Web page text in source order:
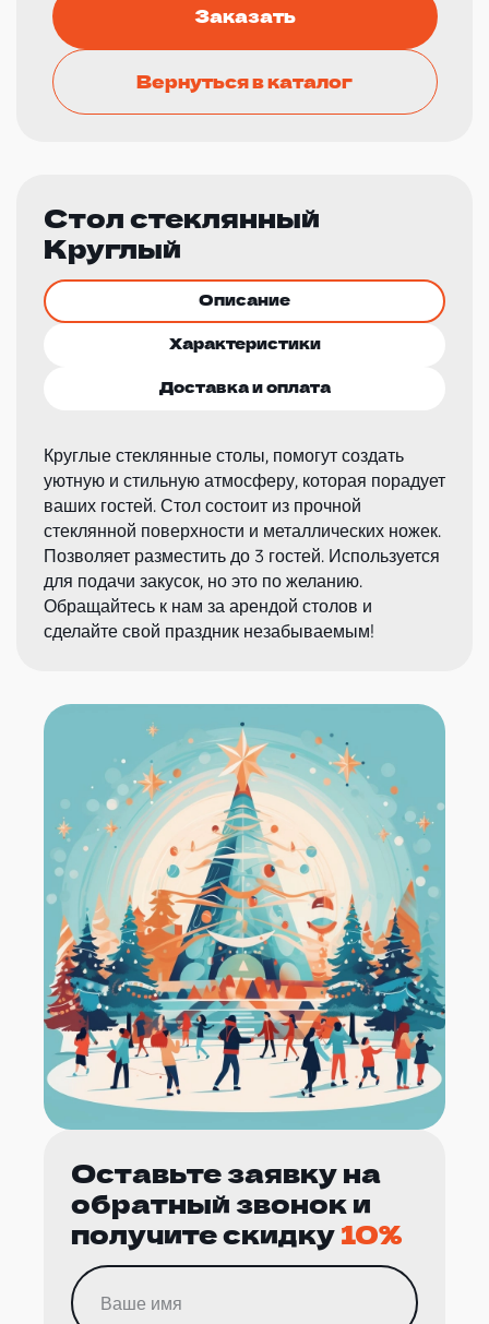
Заказать
Вернуться в каталог
Стол стеклянный
Круглый
Описание
Характеристики
Доставка и оплата
Круглые стеклянные столы, помогут создать
уютную и стильную атмосферу, которая порадует
ваших гостей. Стол состоит из прочной
стеклянной поверхности и металлических ножек.
Позволяет разместить до 3 гостей. Используется
для подачи закусок, но это по желанию.
Обращайтесь к нам за арендой столов и
сделайте свой праздник незабываемым!
Оставьте заявку на
обратный звонок и
получите скидку10%